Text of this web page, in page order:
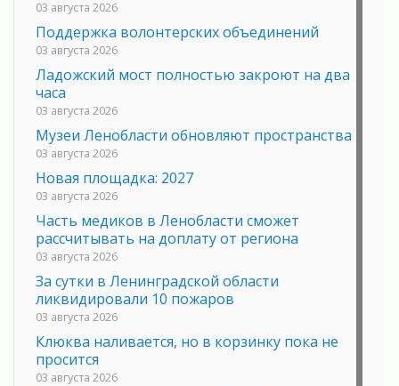
03 августа 2026
Поддержка волонтерских объединений
03 августа 2026
Ладожский мост полностью закроют на два
часа
03 августа 2026
Музеи Ленобласти обновляют пространства
03 августа 2026
Новая площадка: 2027
03 августа 2026
Часть медиков в Ленобласти сможет
рассчитывать на доплату от региона
03 августа 2026
За сутки в Ленинградской области
ликвидировали 10 пожаров
03 августа 2026
Клюква наливается, но в корзинку пока не
просится
03 августа 2026